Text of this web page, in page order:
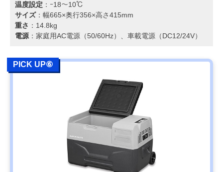
温度設定 ：ｰ18～10℃
サイズ：幅665×奥行356×高さ415mm
重さ ：14.8kg
電源：家庭用AC電源（50/60Hz）、車載電源（DC12/24V）
PICK UP⑥